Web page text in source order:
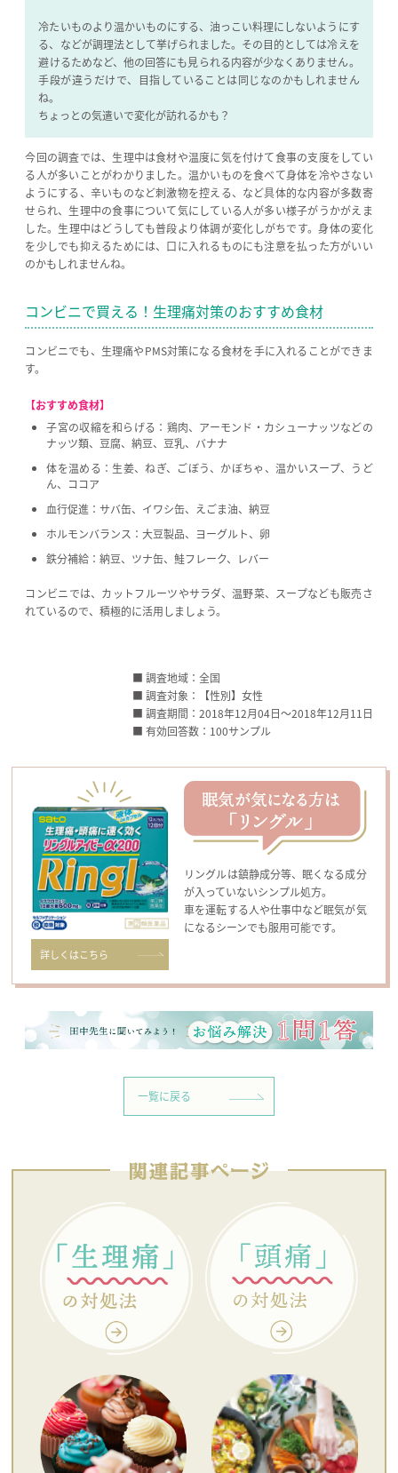
冷たいものより温かいものにする、油っこい料理にしないようにす
る、などが調理法として挙げられました。その目的としては冷えを
避けるためなど、他の回答にも見られる内容が少なくありません。
手段が違うだけで、目指していることは同じなのかもしれません
ね。
ちょっとの気遣いで変化が訪れるかも？
今回の調査では、生理中は食材や温度に気を付けて食事の支度をしてい
る人が多いことがわかりました。温かいものを食べて身体を冷やさない
ようにする、辛いものなど刺激物を控える、など具体的な内容が多数寄
せられ、生理中の食事について気にしている人が多い様子がうかがえま
した。生理中はどうしても普段より体調が変化しがちです。身体の変化
を少しでも抑えるためには、口に入れるものにも注意を払った方がいい
のかもしれませんね。
コンビニで買える！生理痛対策のおすすめ食材
コンビニでも、生理痛やPMS対策になる食材を手に入れることができま
す。
【おすすめ食材】
子宮の収縮を和らげる：鶏肉、アーモンド・カシューナッツなどの
ナッツ類、豆腐、納豆、豆乳、バナナ
体を温める：生姜、ねぎ、ごぼう、かぼちゃ、温かいスープ、うど
ん、ココア
血行促進：サバ缶、イワシ缶、えごま油、納豆
ホルモンバランス：大豆製品、ヨーグルト、卵
鉄分補給：納豆、ツナ缶、鮭フレーク、レバー
コンビニでは、カットフルーツやサラダ、温野菜、スープなども販売さ
れているので、積極的に活用しましょう。
■ 調査地域：全国
■ 調査対象：【性別】女性
■ 調査期間：2018年12月04日〜2018年12月11日
■ 有効回答数：100サンプル
リングルは鎮静成分等、眠くなる成分
が入っていないシンプル処方。
車を運転する人や仕事中など眠気が気
になるシーンでも服用可能です。
詳しくはこちら
一覧に戻る